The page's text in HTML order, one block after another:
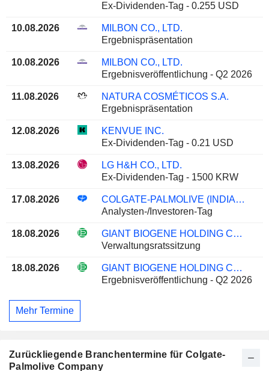
Ex-Dividenden-Tag - 0.255 USD
10.08.2026
MILBON CO., LTD.
Ergebnispräsentation
10.08.2026
MILBON CO., LTD.
Ergebnisveröffentlichung - Q2 2026
11.08.2026
NATURA COSMÉTICOS S.A.
Ergebnispräsentation
12.08.2026
KENVUE INC.
Ex-Dividenden-Tag - 0.21 USD
13.08.2026
LG H&H CO., LTD.
Ex-Dividenden-Tag - 1500 KRW
17.08.2026
COLGATE-PALMOLIVE (INDIA) LIMITED
Analysten-/Investoren-Tag
18.08.2026
GIANT BIOGENE HOLDING CO., LTD.
Verwaltungsratssitzung
18.08.2026
GIANT BIOGENE HOLDING CO., LTD.
Ergebnisveröffentlichung - Q2 2026
Mehr Termine
Zurückliegende Branchentermine für Colgate-
Palmolive Company